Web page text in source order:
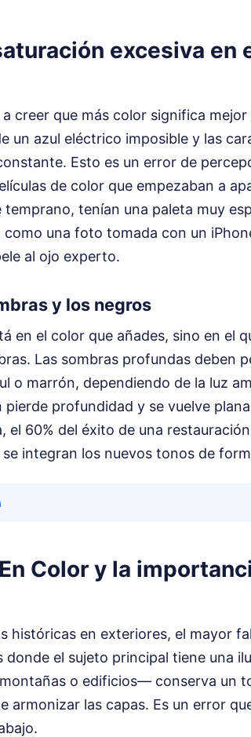
excesiva en
creer que más color significa
un azul eléctrico imposible y las
Esto es un error de
de color que empezaban a
tenían una paleta muy
como una foto tomada con un
al ojo experto.
y los negros
en el color que añades, sino en el
Las sombras profundas deben
o marrón, dependiendo de la luz
pierde profundidad y se vuelve
el 60% del éxito de una
integran los nuevos tonos de
Color y la
históricas en exteriores, el mayor
el sujeto principal tiene una
o edificios— conserva un
armonizar las capas. Es un error